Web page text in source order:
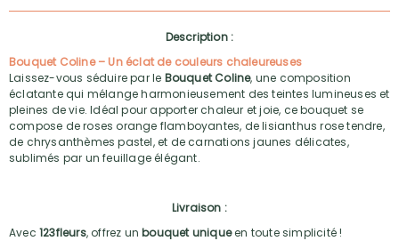
Description :
Bouquet Coline – Un éclat de couleurs chaleureuses
Laissez-vous séduire par le Bouquet Coline, une composition
éclatante qui mélange harmonieusement des teintes lumineuses et
pleines de vie. Idéal pour apporter chaleur et joie, ce bouquet se
compose de roses orange flamboyantes, de lisianthus rose tendre,
de chrysanthèmes pastel, et de carnations jaunes délicates,
sublimés par un feuillage élégant.
Livraison :
Avec 123fleurs, offrez unbouquet uniqueen toute simplicité !